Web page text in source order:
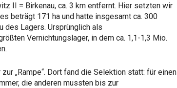
II = Birkenau, ca. 3 km entfernt. Hier setzten wir
beträgt 171 ha und hatte insgesamt ca. 300
des Lagers. Ursprünglich als
Vernichtungslager, in dem ca. 1,1-1,3 Mio.
„Rampe“. Dort fand die Selektion statt: für einen
die anderen mussten bis zur